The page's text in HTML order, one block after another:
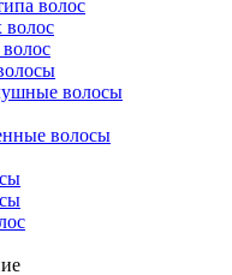
волос
волос
волосы
волосы